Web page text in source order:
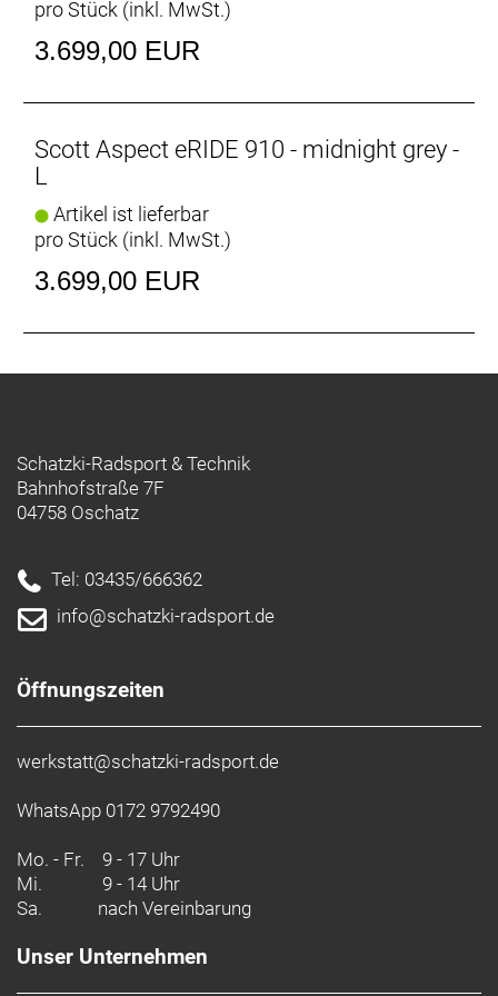
Scheinwerfer: Bosch Light Cable pre-installed
Rücklicht: Bosch Light Cable pre-installed
Motor: Bosch Performance Line CX (BDU384Y)
Ladegerät: 2A Charger
Display: Bosch System Controller, Intuvia 100, Mini
Gewicht: 25,8 kg
Zulässiges Gesamtgewicht: 130 kg
pro Stück (inkl. MwSt.)
3.699,00 EUR
Scott Aspect eRIDE 910 - midnight grey -
L
Artikel ist lieferbar
pro Stück (inkl. MwSt.)
3.699,00 EUR
Schatzki-Radsport & Technik
Bahnhofstraße 7F
04758 Oschatz
Tel: 03435/666362
info@schatzki-radsport.de
Öffnungszeiten
werkstatt@schatzki-radsport.de
WhatsApp 0172 9792490
Mo. - Fr. 9 - 17 Uhr
Mi.
9 - 14 Uhr
Sa.
nach Vereinbarung
Unser Unternehmen